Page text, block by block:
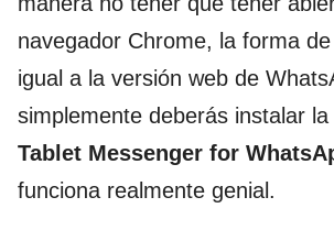
navegador Chrome, la forma
igual a la versión web de
simplemente deberás instalar la
Tablet Messenger for
funciona realmente genial.